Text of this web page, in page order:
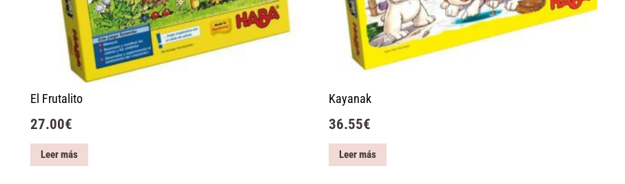
El Frutalito
27.00€
Leer más
Kayanak
36.55€
Leer más